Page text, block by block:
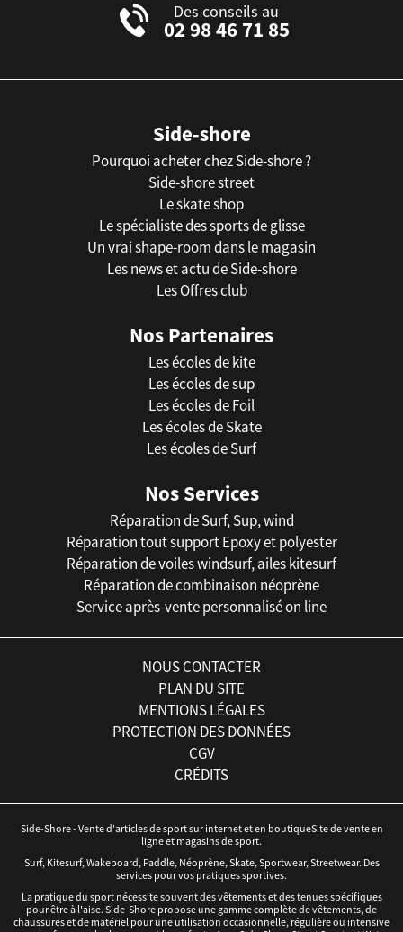
Des conseils au
02 98 46 71 85
Side-shore
Pourquoi acheter chez Side-shore ?
Side-shore street
Le skate shop
Le spécialiste des sports de glisse
Un vrai shape-room dans le magasin
Les news et actu de Side-shore
Les Offres club
Nos Partenaires
Les écoles de kite
Les écoles de sup
Les écoles de Foil
Les écoles de Skate
Les écoles de Surf
Nos Services
Réparation de Surf, Sup, wind
Réparation tout support Epoxy et polyester
Réparation de voiles windsurf, ailes kitesurf
Réparation de combinaison néoprène
Service après-vente personnalisé on line
NOUS CONTACTER
PLAN DU SITE
MENTIONS LÉGALES
PROTECTION DES DONNÉES
CGV
CRÉDITS
Side-Shore - Vente d'articles de sport sur internet et en boutiqueSite de vente en
ligne et magasins de sport.
Surf, Kitesurf, Wakeboard, Paddle, Néoprène, Skate, Sportwear, Streetwear. Des
services pour vos pratiques sportives.
La pratique du sport nécessite souvent des vêtements et des tenues spécifiques
pour être à l'aise. Side-Shore propose une gamme complète de vêtements, de
chaussures et de matériel pour une utilisation occasionnelle, régulière ou intensive